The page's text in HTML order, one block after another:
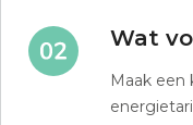
Wat
Maak een